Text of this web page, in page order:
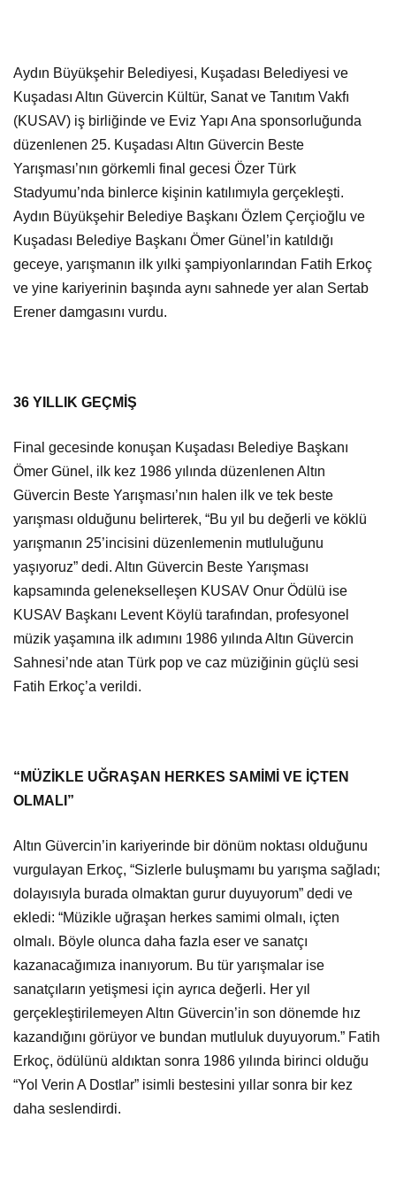
Aydın Büyükşehir Belediyesi, Kuşadası Belediyesi ve
Kuşadası Altın Güvercin Kültür, Sanat ve Tanıtım Vakfı
(KUSAV) iş birliğinde ve Eviz Yapı Ana sponsorluğunda
düzenlenen 25. Kuşadası Altın Güvercin Beste
Yarışması’nın görkemli final gecesi Özer Türk
Stadyumu’nda binlerce kişinin katılımıyla gerçekleşti.
Aydın Büyükşehir Belediye Başkanı Özlem Çerçioğlu ve
Kuşadası Belediye Başkanı Ömer Günel’in katıldığı
geceye, yarışmanın ilk yılki şampiyonlarından Fatih Erkoç
ve yine kariyerinin başında aynı sahnede yer alan Sertab
Erener damgasını vurdu.
36 YILLIK GEÇMİŞ
Final gecesinde konuşan Kuşadası Belediye Başkanı
Ömer Günel, ilk kez 1986 yılında düzenlenen Altın
Güvercin Beste Yarışması’nın halen ilk ve tek beste
yarışması olduğunu belirterek, “Bu yıl bu değerli ve köklü
yarışmanın 25’incisini düzenlemenin mutluluğunu
yaşıyoruz” dedi. Altın Güvercin Beste Yarışması
kapsamında gelenekselleşen KUSAV Onur Ödülü ise
KUSAV Başkanı Levent Köylü tarafından, profesyonel
müzik yaşamına ilk adımını 1986 yılında Altın Güvercin
Sahnesi’nde atan Türk pop ve caz müziğinin güçlü sesi
Fatih Erkoç’a verildi.
“MÜZİKLE UĞRAŞAN HERKES SAMİMİ VE İÇTEN
OLMALI”
Altın Güvercin’in kariyerinde bir dönüm noktası olduğunu
vurgulayan Erkoç, “Sizlerle buluşmamı bu yarışma sağladı;
dolayısıyla burada olmaktan gurur duyuyorum” dedi ve
ekledi: “Müzikle uğraşan herkes samimi olmalı, içten
olmalı. Böyle olunca daha fazla eser ve sanatçı
kazanacağımıza inanıyorum. Bu tür yarışmalar ise
sanatçıların yetişmesi için ayrıca değerli. Her yıl
gerçekleştirilemeyen Altın Güvercin’in son dönemde hız
kazandığını görüyor ve bundan mutluluk duyuyorum.” Fatih
Erkoç, ödülünü aldıktan sonra 1986 yılında birinci olduğu
“Yol Verin A Dostlar” isimli bestesini yıllar sonra bir kez
daha seslendirdi.